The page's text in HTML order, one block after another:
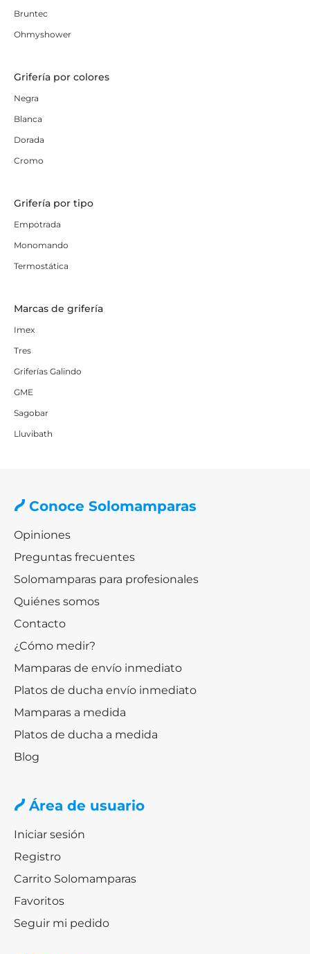
Bruntec
Ohmyshower
Grifería por colores
Negra
Blanca
Dorada
Cromo
Grifería por tipo
Empotrada
Monomando
Termostática
Marcas de grifería
Imex
Tres
Griferías Galindo
GME
Sagobar
Lluvibath
Conoce Solomamparas
Opiniones
Preguntas frecuentes
Solomamparas para profesionales
Quiénes somos
Contacto
¿Cómo medir?
Mamparas de envío inmediato
Platos de ducha envío inmediato
Mamparas a medida
Platos de ducha a medida
Blog
Área de usuario
Iniciar sesión
Registro
Carrito Solomamparas
Favoritos
Seguir mi pedido